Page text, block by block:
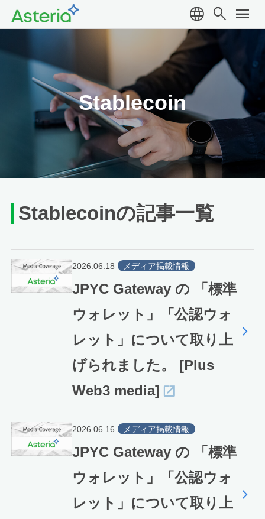
language search menu
Stablecoin
Stablecoinの記事一覧
2026.06.18 メディア掲載情報
JPYC Gateway の 「標準
ウォレット」「公認ウォ
レット」について取り上
げられました。 [Plus
Web3 media]
2026.06.16 メディア掲載情報
JPYC Gateway の 「標準
ウォレット」「公認ウォ
レット」について取り上